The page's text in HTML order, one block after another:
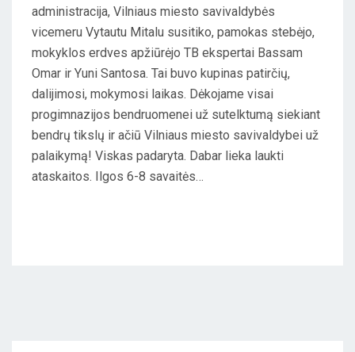
administracija, Vilniaus miesto savivaldybės
vicemeru Vytautu Mitalu susitiko, pamokas stebėjo,
mokyklos erdves apžiūrėjo TB ekspertai Bassam
Omar ir Yuni Santosa. Tai buvo kupinas patirčių,
dalijimosi, mokymosi laikas. Dėkojame visai
progimnazijos bendruomenei už sutelktumą siekiant
bendrų tikslų ir ačiū Vilniaus miesto savivaldybei už
palaikymą! Viskas padaryta. Dabar lieka laukti
ataskaitos. Ilgos 6-8 savaitės…